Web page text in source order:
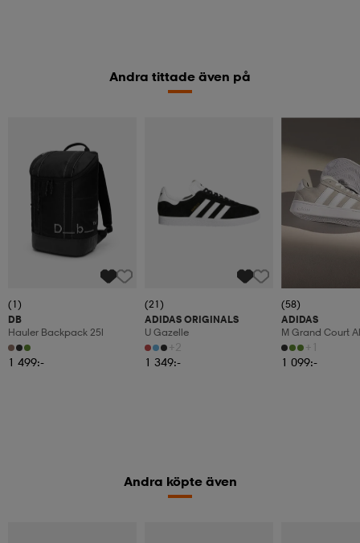
Andra tittade även på
(1)
DB
Hauler Backpack 25l
1 499:-
(21)
ADIDAS ORIGINALS
U Gazelle
+2
1 349:-
(58)
ADIDAS
M Grand Court
+1
1 099:-
Andra köpte även